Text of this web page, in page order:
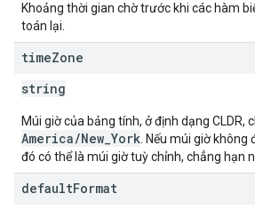
Khoảng thời gian chờ trước khi các hàm
toán lại.
timeZone
string
Múi giờ của bảng tính, ở định dạng CLDR,
America/New_York . Nếu múi giờ
đó có thể là múi giờ tuỳ chỉnh, chẳng hạn
defaultFormat